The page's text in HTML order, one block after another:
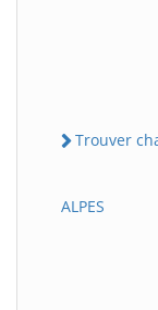
Trouver
ALPES